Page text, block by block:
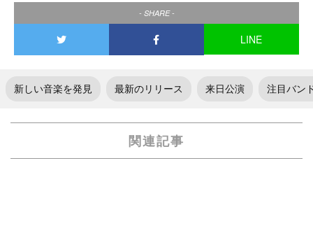
- SHARE -
LINE
新しい音楽を発見 最新のリリース 来日公演 注目バン
関連記事